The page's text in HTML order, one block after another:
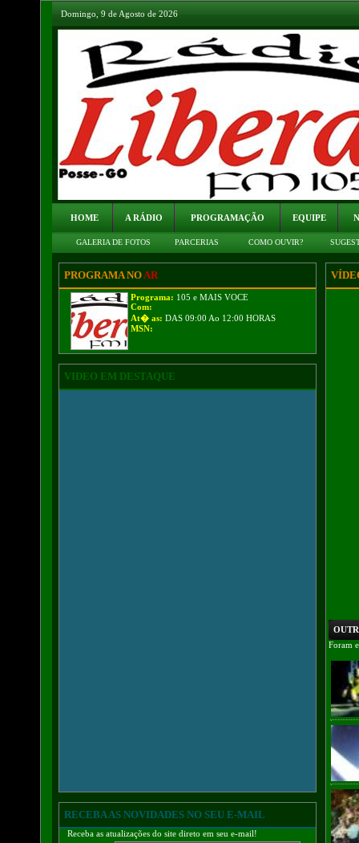
Domingo, 9 de Agosto de 2026
HOME A RÁDIO PROGRAMAÇÃO EQUIPE
GALERIA DE FOTOS PARCERIAS COMO OUVIR?
PROGRAMA NOAR
Programa: 105 e MAIS VOCE
Com:
At� as: DAS 09:00 Ao 12:00 HORAS
MSN:
VIDEO EM DESTAQUE
RECEBA AS NOVIDADES NO SEU E-MAIL
Receba as atualizações do site direto em seu e-mail!
Foram